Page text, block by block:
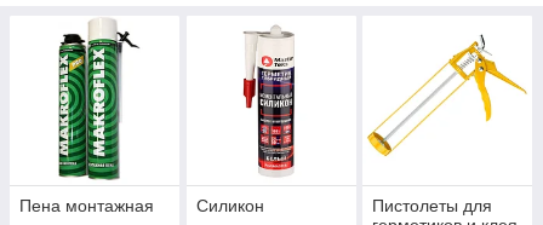
Пена монтажная Силикон
Пистолеты для